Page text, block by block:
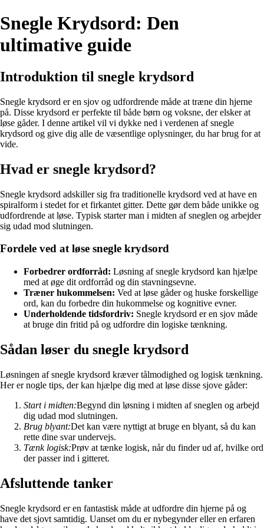
Snegle Krydsord: Den
ultimative guide
Introduktion til snegle krydsord
Snegle krydsord er en sjov og udfordrende måde at træne din hjerne
på. Disse krydsord er perfekte til både børn og voksne, der elsker at
løse gåder. I denne artikel vil vi dykke ned i verdenen af snegle
krydsord og give dig alle de væsentlige oplysninger, du har brug for at
vide.
Hvad er snegle krydsord?
Snegle krydsord adskiller sig fra traditionelle krydsord ved at have en
spiralform i stedet for et firkantet gitter. Dette gør dem både unikke og
udfordrende at løse. Typisk starter man i midten af sneglen og arbejder
sig udad mod slutningen.
Fordele ved at løse snegle krydsord
Forbedrer ordforråd: Løsning af snegle krydsord kan hjælpe
med at øge dit ordforråd og din stavningsevne.
Træner hukommelsen: Ved at løse gåder og huske forskellige
ord, kan du forbedre din hukommelse og kognitive evner.
Underholdende tidsfordriv: Snegle krydsord er en sjov måde
at bruge din fritid på og udfordre din logiske tænkning.
Sådan løser du snegle krydsord
Løsningen af snegle krydsord kræver tålmodighed og logisk tænkning.
Her er nogle tips, der kan hjælpe dig med at løse disse sjove gåder:
Start i midten:Begynd din løsning i midten af sneglen og arbejd
dig udad mod slutningen.
Brug blyant:Det kan være nyttigt at bruge en blyant, så du kan
rette dine svar undervejs.
Tænk logisk:Prøv at tænke logisk, når du finder ud af, hvilke ord
der passer ind i gitteret.
Afsluttende tanker
Snegle krydsord er en fantastisk måde at udfordre din hjerne på og
have det sjovt samtidig. Uanset om du er nybegynder eller en erfaren